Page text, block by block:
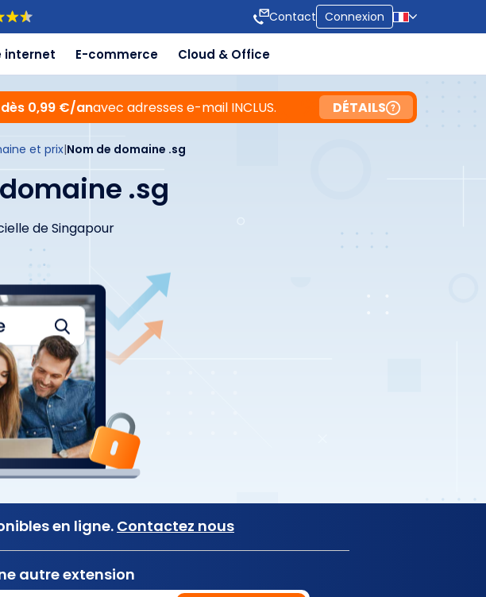
Contact Connexion
internet E-commerce Cloud & Office
dès 0,99 €/anavec adresses e-mail INCLUS. DÉTAILS
et prix|Nom de domaine .sg
.sg
de Singapour
en ligne. Contactez nous
autre extension